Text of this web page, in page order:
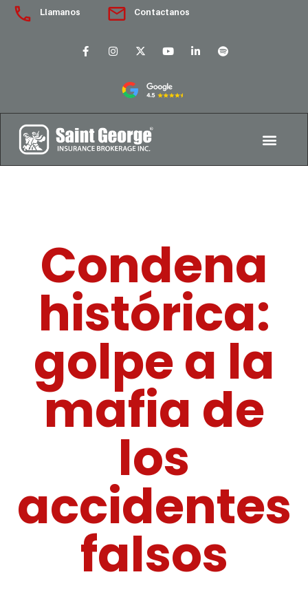
Llamanos Contactanos
Condena
histórica:
golpe a la
mafia de
los
accidentes
falsos